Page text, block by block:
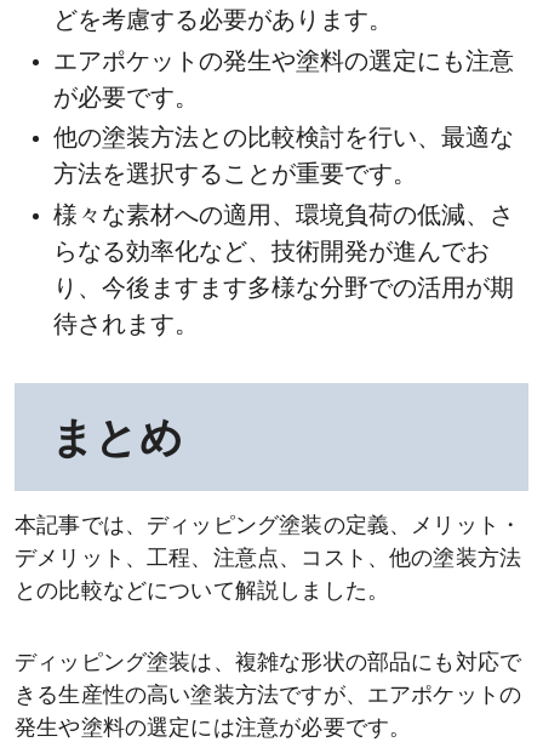
どを考慮する必要があります。
エアポケットの発生や塗料の選定にも注意
が必要です。
他の塗装方法との比較検討を行い、最適な
方法を選択することが重要です。
様々な素材への適用、環境負荷の低減、さ
らなる効率化など、技術開発が進んでお
り、今後ますます多様な分野での活用が期
待されます。
まとめ
本記事では、ディッピング塗装の定義、メリット・
デメリット、工程、注意点、コスト、他の塗装方法
との比較などについて解説しました。
ディッピング塗装は、複雑な形状の部品にも対応で
きる生産性の高い塗装方法ですが、エアポケットの
発生や塗料の選定には注意が必要です。